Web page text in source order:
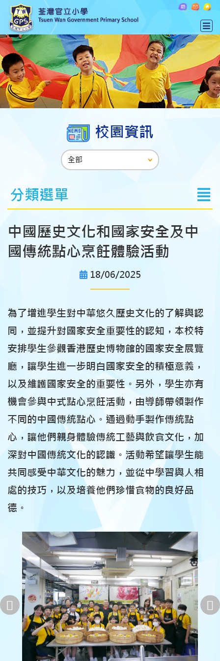
校園資訊
分類選單
中國歷史文化和國家安全及中
國傳統點心烹飪體驗活動
18/06/2025
為了增進學生對中華悠久歷史文化的了解與認
同，並提升對國家安全重要性的認知，本校特
安排學生參觀香港歷史博物館的國家安全展覽
廳，讓學生進一步明白國家安全的積極意義，
以及維護國家安全的重要性。另外，學生亦有
機會參與中式點心烹飪活動，由導師帶領製作
不同的中國傳統點心。通過動手製作傳統點
心，讓他們親身體驗傳統工藝與飲食文化，加
深對中國傳統文化的認識。活動希望讓學生能
共同感受中華文化的魅力，並從中學習與人相
處的技巧，以及培養他們珍惜食物的良好品
德。